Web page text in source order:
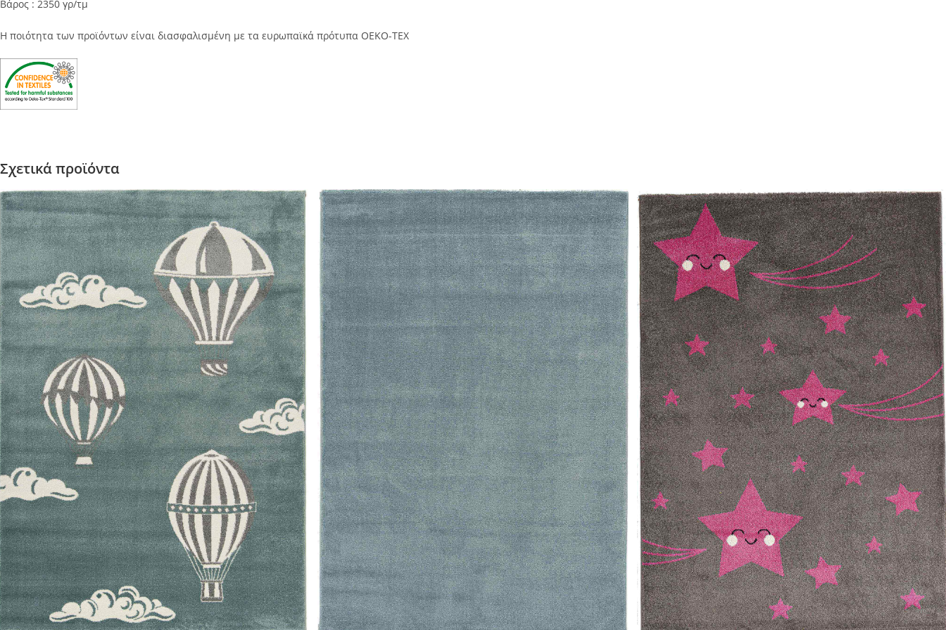
Βάρος : 2350 γρ/τμ
Η ποιότητα των προϊόντων είναι διασφαλισμένη με τα ευρωπαϊκά πρότυπα OEKO-TEX
Σχετικά προϊόντα